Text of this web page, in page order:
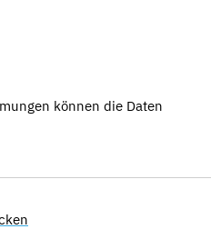
können die Daten